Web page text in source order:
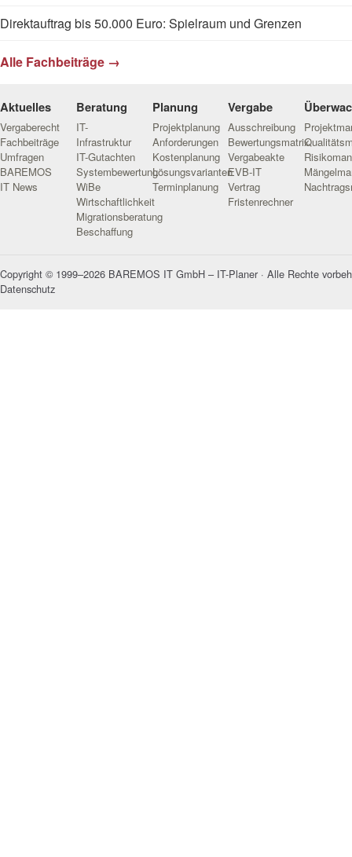
Direktauftrag bis 50.000 Euro: Spielraum und Grenzen
Alle Fachbeiträge →
Aktuelles
Vergaberecht
Fachbeiträge
Umfragen
BAREMOS
IT News
Beratung
IT-
Infrastruktur
IT-Gutachten
Systembewertung
WiBe
Wirtschaftlichkeit
Migrationsberatung
Beschaffung
Planung
Projektplanung
Anforderungen
Kostenplanung
Lösungsvarianten
Terminplanung
Vergabe
Ausschreibung
Bewertungsmatrix
Vergabeakte
EVB-IT
Vertrag
Fristenrechner
Copyright © 1999–2026 BAREMOS IT GmbH – IT-Planer · Alle Rechte
Datenschutz